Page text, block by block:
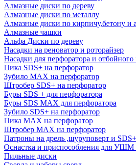
Алмазные диски по дереву
Алмазные диски по металлу
Алмазные диски по кирпичу,бетону и
Алмазные чашки
Альфа Диски по дереву
Насадки на реноватор и роторайзер
Насадки для перфоратора и отбойного
Пика SDS+ на перфоратор
Зубило MAX на перфоратор
Штробер SDS+ на перфоратор
Буры SDS + для перфоратора
Буры SDS MAX для перфоратора
Зубило SDS+ на перфоратор
Пика MAX на перфоратор
Штробер MAX на перфоратор
Патроны на дрель ,шуруповерт и SDS+
Оснастка и приспособления для УШМ
Пильные диски